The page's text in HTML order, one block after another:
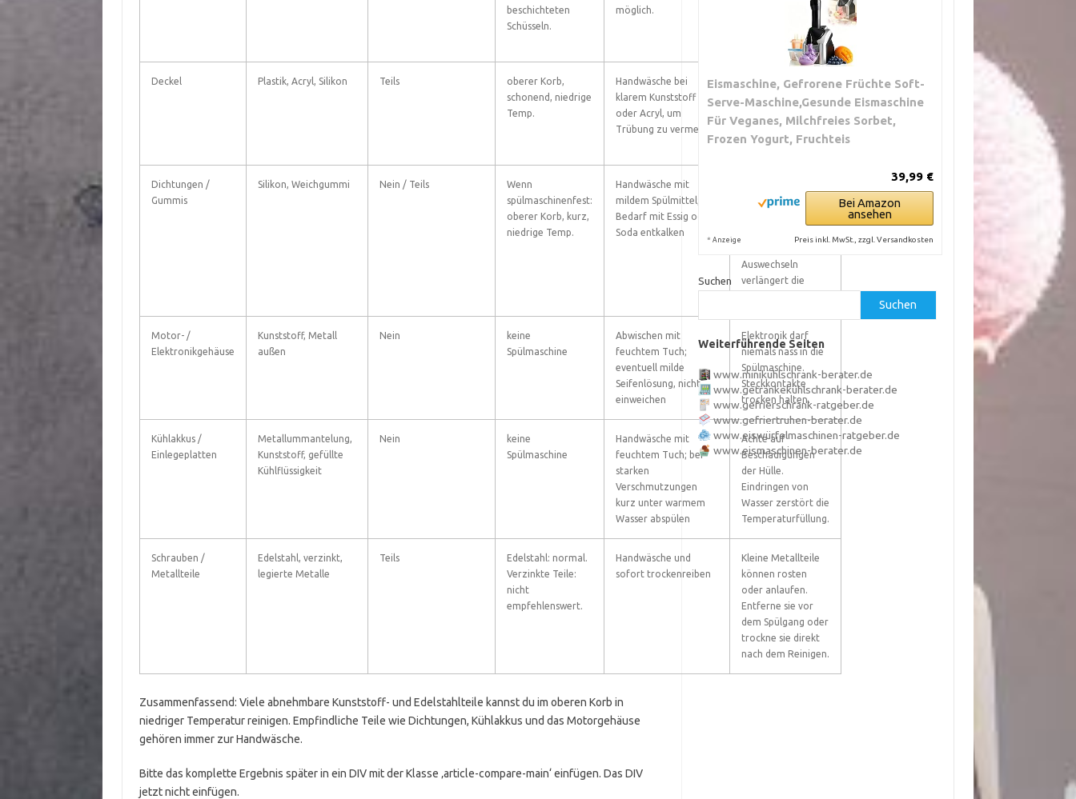
beschichteten
Schüsseln.
möglich.
geben. Edelstahl-
Schalen sind meist
unproblematisch.
Deckel Plastik, Acryl, Silikon Teils
oberer Korb,
schonend, niedrige
Temp.
Handwäsche bei
klarem Kunststoff
oder Acryl, um
Trübung zu vermeiden
Transparente
Deckel neigen zum
Trüben. Verwende
keinen Heißwasser-
Finish.
Dichtungen /
Gummis
Silikon, Weichgummi Nein / Teils
Wenn
spülmaschinenfest:
oberer Korb, kurz,
niedrige Temp.
Handwäsche mit
mildem Spülmittel; bei
Bedarf mit Essig oder
Soda entkalken
aggressive Reiniger
Auswechseln
verlängert die
Motor- /
Elektronikgehäuse
Kunststoff, Metall
außen
Nein
keine
Spülmaschine
Abwischen mit
feuchtem Tuch;
eventuell milde
Seifenlösung, nicht
einweichen
Elektronik darf
niemals nass in die
Spülmaschine.
Steckkontakte
trocken halten.
Kühlakkus /
Einlegeplatten
Metallummantelung,
Kunststoff, gefüllte
Kühlflüssigkeit
Nein
keine
Spülmaschine
Handwäsche mit
feuchtem Tuch; bei
starken
Verschmutzungen
kurz unter warmem
Wasser abspülen
Achte auf
Beschädigungen
der Hülle.
Eindringen von
Wasser zerstört die
Temperaturfüllung.
Schrauben /
Metallteile
Edelstahl, verzinkt,
legierte Metalle
Teils
Edelstahl: normal.
Verzinkte Teile:
nicht
empfehlenswert.
Handwäsche und
sofort trockenreiben
Kleine Metallteile
können rosten
oder anlaufen.
Entferne sie vor
dem Spülgang oder
trockne sie direkt
nach dem Reinigen.
Zusammenfassend: Viele abnehmbare Kunststoff- und Edelstahlteile kannst du im oberen Korb in
niedriger Temperatur reinigen. Empfindliche Teile wie Dichtungen, Kühlakkus und das Motorgehäuse
gehören immer zur Handwäsche.
Bitte das komplette Ergebnis später in ein DIV mit der Klasse ‚article-compare-main‘ einfügen. Das DIV
jetzt nicht einfügen.
Eismaschine, Gefrorene Früchte Soft-
Serve-Maschine,Gesunde Eismaschine
Für Veganes, Milchfreies Sorbet,
Frozen Yogurt, Fruchteis
39,99 €
Bei Amazon
ansehen
* Anzeige Preis inkl. MwSt., zzgl. Versandkosten
Suchen
Suchen
Weiterführende Seiten
www.minikühlschrank-berater.de
www.getränkekühlschrank-berater.de
www.gefrierschrank-ratgeber.de
www.gefriertruhen-berater.de
www.eiswürfelmaschinen-ratgeber.de
www.eismaschinen-berater.de